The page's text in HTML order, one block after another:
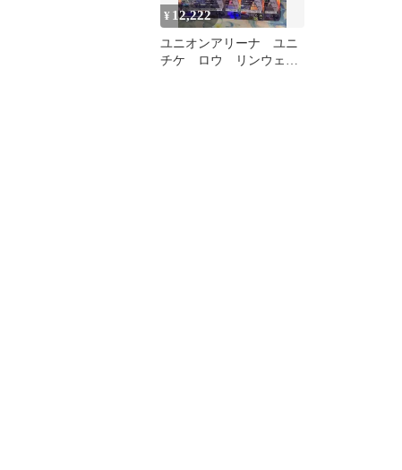
¥ 12,222
ユニオンアリーナ ユニ
チケ ロウ リンウェ